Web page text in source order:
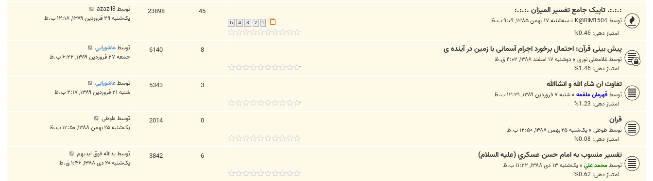
:.:.:. تاپیک جامع تفسیر المیزان .:.:.:
توسطK@RIM1504
»سه‌شنبه ۱۷ بهمن ۱۳۸۵, ۹:۰۹ ب.ظ 1
2
3
4
5
امتیاز دهی: 0.46%
45
23898 توسط azazil8
یک‌شنبه ۲۹ فروردین ۱۳۸۹, ۱۲:۱۸ ب.ظ
پیش بینی قرآن: احتمال برخورد اجرام آسمانی با زمین در آینده ی
توسطغلامعلی نوری » دوشنبه ۱۷ اسفند ۱۳۸۸, ۴:۰۲ ق.ظ
امتیاز دهی: 1.46%
8
6140 توسطعاشورايي
جمعه ۲۷ فروردین ۱۳۸۹, ۶:۲۲ ب.ظ
تفاوت ان شاء الله و انشاالله
توسطقهرمان علقمه »شنبه ۷ فروردین ۱۳۸۹, ۱۲:۳۱ ب.ظ
امتیاز دهی: 1.23%
3
5343 توسطعاشورايي
شنبه ۲۱ فروردین ۱۳۸۹, ۲:۱۷ ب.ظ
قران
توسط طوطی »یک‌شنبه ۲۵ بهمن ۱۳۸۸, ۱۲:۵۰ ب.ظ
امتیاز دهی: 0.08%
0
2014 توسط طوطی
یک‌شنبه ۲۵ بهمن ۱۳۸۸, ۱۲:۵۰ ب.ظ
تفسير منسوب به امام حسن عسكري (علیه السلام)
توسطمحمد علي »یک‌شنبه ۱۳ دی ۱۳۸۸, ۱۱:۲۲ ب.ظ
امتیاز دهی: 0.62%
6
3842 توسطیدالله فوق ایدیهم
یک‌شنبه ۲۰ دی ۱۳۸۸, ۱:۴۶ ق.ظ